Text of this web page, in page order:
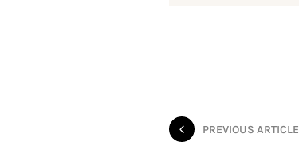
PREVIOUS ARTICLE